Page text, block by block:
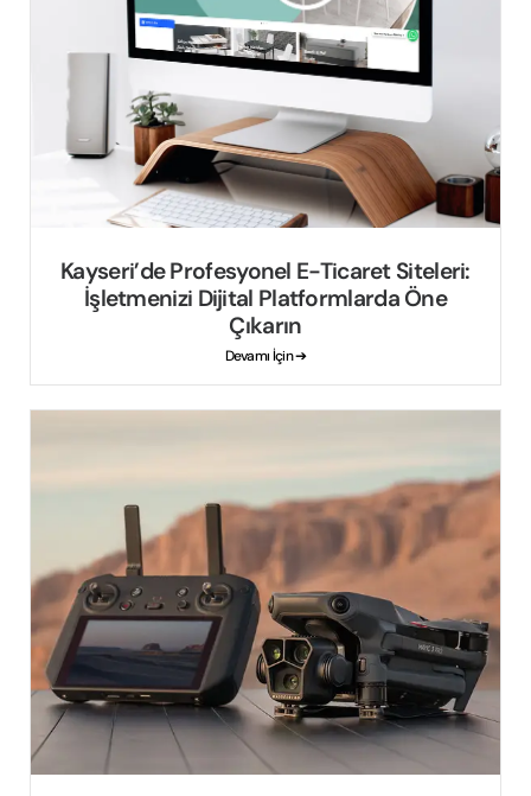
Kayseri’de Profesyonel E-Ticaret Siteleri:
İşletmenizi Dijital Platformlarda Öne
Çıkarın
Devamı İçin ➔